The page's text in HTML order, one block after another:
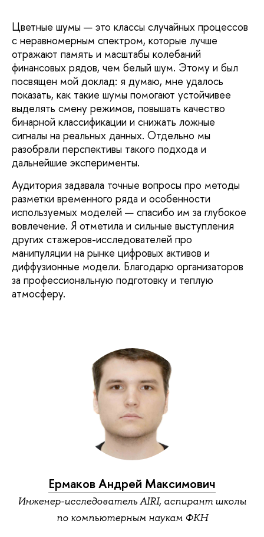
Цветные шумы — это классы случайных процессов
с неравномерным спектром, которые лучше
отражают память и масштабы колебаний
финансовых рядов, чем белый шум. Этому и был
посвящен мой доклад: я думаю, мне удалось
показать, как такие шумы помогают устойчивее
выделять смену режимов, повышать качество
бинарной классификации и снижать ложные
сигналы на реальных данных. Отдельно мы
разобрали перспективы такого подхода и
дальнейшие эксперименты.
Аудитория задавала точные вопросы про методы
разметки временного ряда и особенности
используемых моделей — спасибо им за глубокое
вовлечение. Я отметила и сильные выступления
других стажеров-исследователей про
манипуляции на рынке цифровых активов и
диффузионные модели. Благодарю организаторов
за профессиональную подготовку и теплую
атмосферу.
Ермаков Андрей Максимович
Инженер-исследователь AIRI, аспирант школы
по компьютерным наукам ФКН